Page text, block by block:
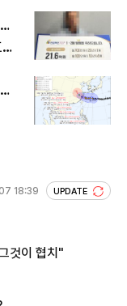
18:39 UPDATE
것이 협치"